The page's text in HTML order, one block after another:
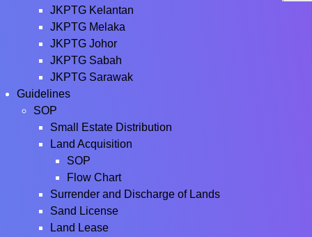
JKPTG Kelantan
JKPTG Melaka
JKPTG Johor
JKPTG Sabah
JKPTG Sarawak
Guidelines
SOP
Small Estate Distribution
Land Acquisition
SOP
Flow Chart
Surrender and Discharge of Lands
Sand License
Land Lease